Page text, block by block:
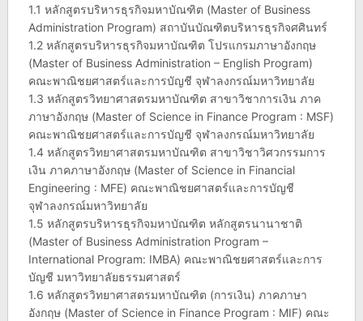
1.1 หลักสูตรบริหารธุรกิจมหาบัณฑิต (Master of Business
Administration Program) สถาบันบัณฑิตบริหารธุรกิจศศินทร์
1.2 หลักสูตรบริหารธุรกิจมหาบัณฑิต โปรแกรมภาษาอังกฤษ
(Master of Business Administration – English Program)
คณะพาณิชยศาสตร์และการบัญชี จุฬาลงกรณ์มหาวิทยาลัย
1.3 หลักสูตรวิทยาศาสตรมหาบัณฑิต สาขาวิชาการเงิน ภาค
ภาษาอังกฤษ (Master of Science in Finance Program : MSF)
คณะพาณิชยศาสตร์และการบัญชี จุฬาลงกรณ์มหาวิทยาลัย
1.4 หลักสูตรวิทยาศาสตรมหาบัณฑิต สาขาวิชาวิศวกรรมการ
เงิน ภาคภาษาอังกฤษ (Master of Science in Financial
Engineering : MFE) คณะพาณิชยศาสตร์และการบัญชี
จุฬาลงกรณ์มหาวิทยาลัย
1.5 หลักสูตรบริหารธุรกิจมหาบัณฑิต หลักสูตรนานาชาติ
(Master of Business Administration Program –
International Program: IMBA) คณะพาณิชยศาสตร์และการ
บัญชี มหาวิทยาลัยธรรมศาสตร์
1.6 หลักสูตรวิทยาศาสตรมหาบัณฑิต (การเงิน) ภาคภาษา
อังกฤษ (Master of Science in Finance Program : MIF) คณะ